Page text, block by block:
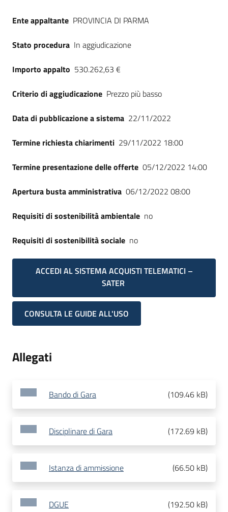
Ente appaltante PROVINCIA DI PARMA
Stato procedura In aggiudicazione
Importo appalto 530.262,63 €
Criterio di aggiudicazione Prezzo più basso
Data di pubblicazione a sistema 22/11/2022
Termine richiesta chiarimenti 29/11/2022 18:00
Termine presentazione delle offerte 05/12/2022 14:00
Apertura busta amministrativa 06/12/2022 08:00
Requisiti di sostenibilità ambientale no
Requisiti di sostenibilità sociale no
ACCEDI AL SISTEMA ACQUISTI TELEMATICI –
SATER
CONSULTA LE GUIDE ALL'USO
Allegati
Bando di Gara (109.46 kB)
Disciplinare di Gara (172.69 kB)
Istanza di ammissione (66.50 kB)
DGUE (192.50 kB)